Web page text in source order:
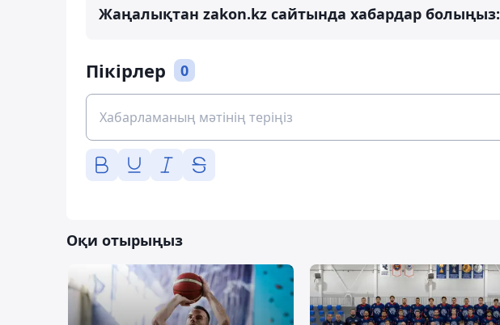
Жаңалықтан zakon.kz сайтында хабардар болыңыз:
Пікірлер 0
Оқи отырыңыз